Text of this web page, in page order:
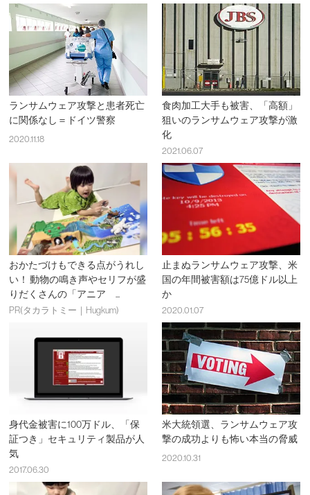
ランサムウェア攻撃と患者死亡
に関係なし＝ドイツ警察
2020.11.18
食肉加工大手も被害、「高額」
狙いのランサムウェア攻撃が激
化
2021.06.07
おかたづけもできる点がうれし
い！ 動物の鳴き声やセリフが盛
りだくさんの「アニア ...
PR(タカラトミー｜Hugkum)
止まぬランサムウェア攻撃、米
国の年間被害額は75億ドル以上
か
2020.01.07
身代金被害に100万ドル、「保
証つき」セキュリティ製品が人
気
2017.06.30
米大統領選、ランサムウェア攻
撃の成功よりも怖い本当の脅威
2020.10.31